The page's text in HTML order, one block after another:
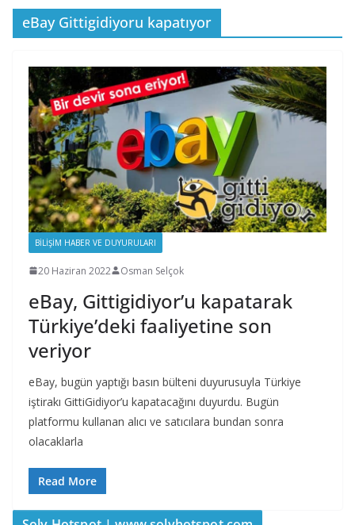
eBay Gittigidiyoru kapatıyor
BILIŞIM HABER VE DUYURULARI
20 Haziran 2022 Osman Selçok
eBay, Gittigidiyor’u kapatarak
Türkiye’deki faaliyetine son
veriyor
eBay, bugün yaptığı basın bülteni duyurusuyla Türkiye
iştirakı GittiGidiyor’u kapatacağını duyurdu. Bugün
platformu kullanan alıcı ve satıcılara bundan sonra
olacaklarla
Read More